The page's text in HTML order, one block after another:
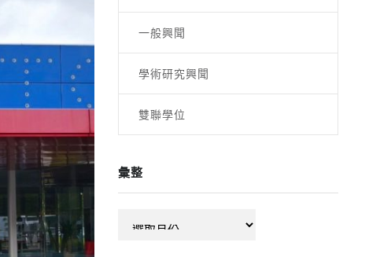
一般興聞
學術研究興聞
雙聯學位
彙整